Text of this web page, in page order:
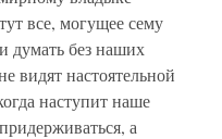
все, могущее сему
думать без наших
видят настоятельной
наступит наше
а